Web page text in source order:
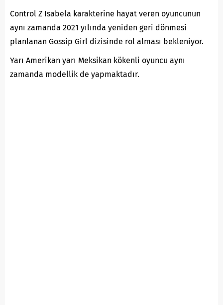
Control Z Isabela karakterine hayat veren oyuncunun
aynı zamanda 2021 yılında yeniden geri dönmesi
planlanan Gossip Girl dizisinde rol alması bekleniyor.
Yarı Amerikan yarı Meksikan kökenli oyuncu aynı
zamanda modellik de yapmaktadır.